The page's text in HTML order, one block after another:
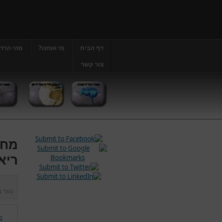
דף הבית מי אנחנו?
מהי
צור קשר